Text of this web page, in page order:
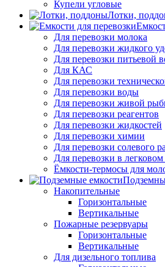
Купели угловые
Лотки,
Для перевозки молока
Для перевозки жидкого
Для перевозки питьевой
Для КАС
Для перевозки
Для перевозки воды
Для перевозки живой
Для перевозки реагентов
Для перевозки жидкостей
Для перевозки химии
Для перевозки солевого
Для перевозки в
Ёмкости-термосы для
Накопительные
Горизонтальные
Вертикальные
Пожарные резервуары
Горизонтальные
Вертикальные
Для дизельного топлива